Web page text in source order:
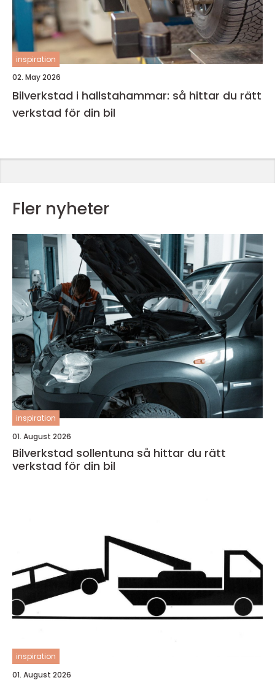
inspiration
02. May 2026
Bilverkstad i hallstahammar: så hittar du rätt
verkstad för din bil
Fler nyheter
inspiration
01. August 2026
Bilverkstad sollentuna så hittar du rätt
verkstad för din bil
inspiration
01. August 2026